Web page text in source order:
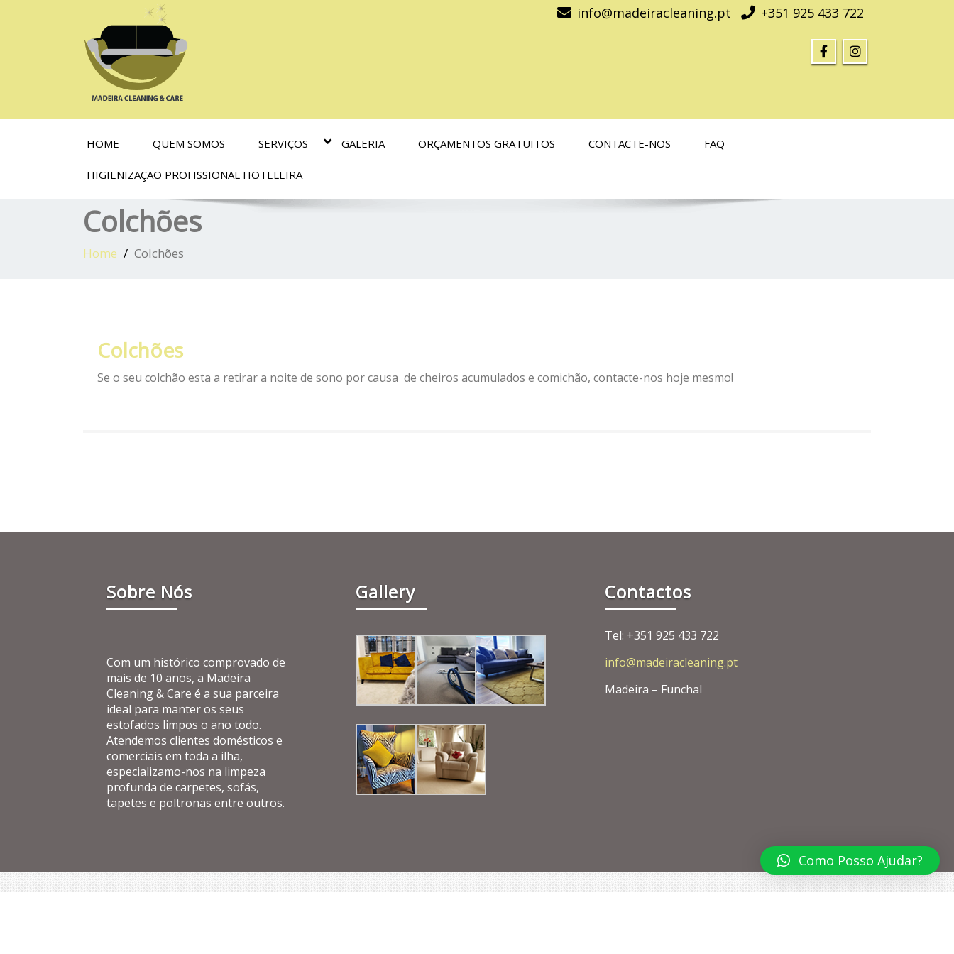
info@madeiracleaning.pt +351 925 433 722
HOME QUEM SOMOS SERVIÇOS GALERIA ORÇAMENTOS GRATUITOS CONTACTE-NOS FAQ
HIGIENIZAÇÃO PROFISSIONAL HOTELEIRA
Colchões
Home Colchões
Colchões
Se o seu colchão esta a retirar a noite de sono por causa de cheiros acumulados e comichão, contacte-nos hoje mesmo!
Sobre Nós
Com um histórico comprovado de
mais de 10 anos, a Madeira
Cleaning & Care é a sua parceira
ideal para manter os seus
estofados limpos o ano todo.
Atendemos clientes domésticos e
comerciais em toda a ilha,
especializamo-nos na limpeza
profunda de carpetes, sofás,
tapetes e poltronas entre outros.
Gallery Contactos
Tel: +351 925 433 722
info@madeiracleaning.pt
Madeira – Funchal
Como Posso Ajudar?